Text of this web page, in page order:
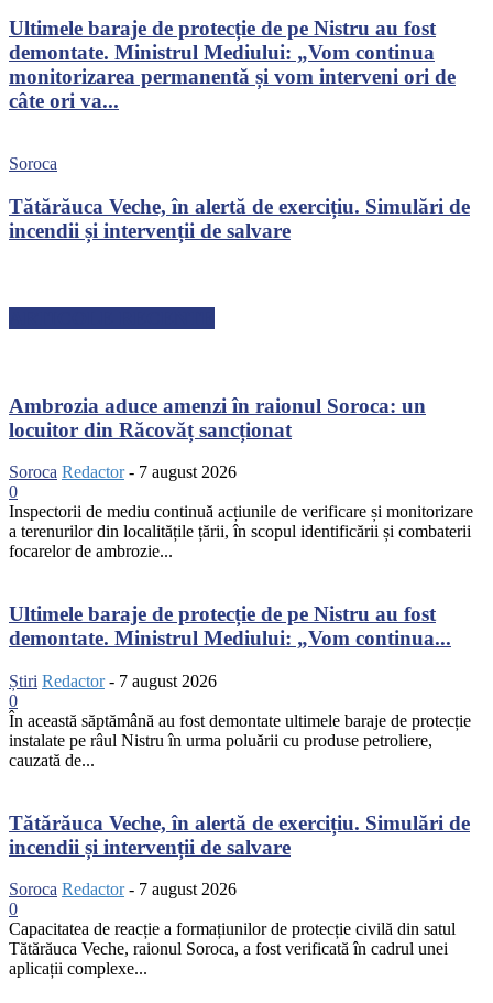
Ultimele baraje de protecție de pe Nistru au fost
demontate. Ministrul Mediului: „Vom continua
monitorizarea permanentă și vom interveni ori de
câte ori va...
Soroca
Tătărăuca Veche, în alertă de exercițiu. Simulări de
incendii și intervenții de salvare
Ambrozia aduce amenzi în raionul Soroca: un
locuitor din Răcovăț sancționat
Soroca Redactor - 7 august 2026
0
Inspectorii de mediu continuă acțiunile de verificare și monitorizare
a terenurilor din localitățile țării, în scopul identificării și combaterii
focarelor de ambrozie...
Ultimele baraje de protecție de pe Nistru au fost
demontate. Ministrul Mediului: „Vom continua...
Știri Redactor - 7 august 2026
0
În această săptămână au fost demontate ultimele baraje de protecție
instalate pe râul Nistru în urma poluării cu produse petroliere,
cauzată de...
Tătărăuca Veche, în alertă de exercițiu. Simulări de
incendii și intervenții de salvare
Soroca Redactor - 7 august 2026
0
Capacitatea de reacție a formațiunilor de protecție civilă din satul
Tătărăuca Veche, raionul Soroca, a fost verificată în cadrul unei
aplicații complexe...